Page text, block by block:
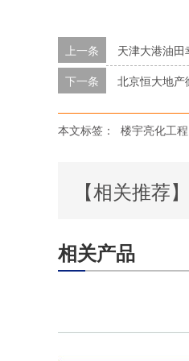
上一条
天津大港油
下一条
北京恒大地产
本文标签： 楼宇亮化工程
【相关推荐】
相关产品